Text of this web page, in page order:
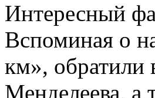
Интересный
Вспоминая о
км», обратили
Менделеева, а